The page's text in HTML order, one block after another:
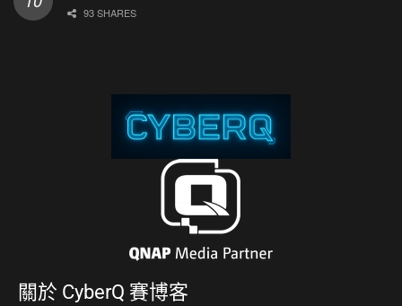
93 SHARES
關於 CyberQ 賽博客